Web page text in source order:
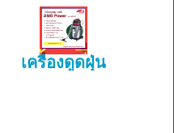
เครื่องดูดฝุ่น